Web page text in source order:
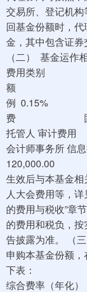
交易所、登记机
回基金份额时，
金，其中包含证券
（二） 基金运作
费用类别 收
额 收
例 0.15% 基
费 固
托管人
会计师事务
生效后与本基金
人大会费用等
的费用与税收”章
的费用和税负，
告披露为准。 （
申购本基金份额
下表
综合费率（年